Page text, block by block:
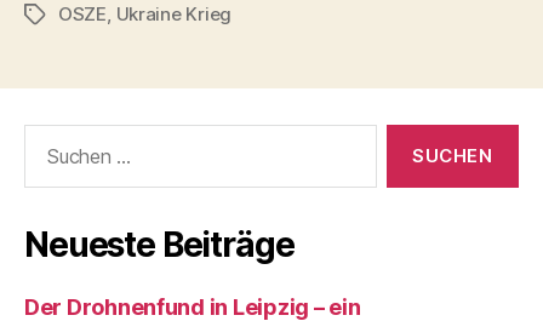
Schlagwörter
OSZE Ukraine Krieg
nach:
Neueste Beiträge
Der Drohnenfund in Leipzig – ein